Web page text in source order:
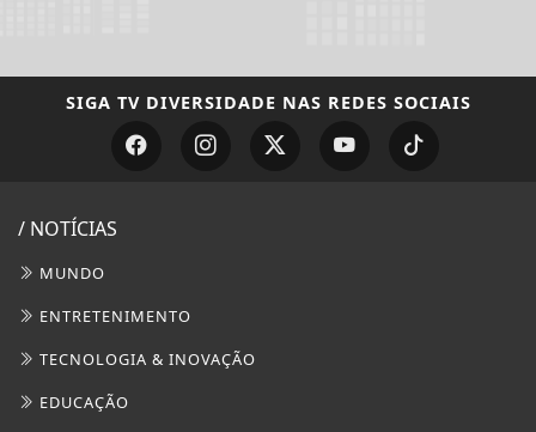
SIGA TV DIVERSIDADE NAS REDES SOCIAIS
/ NOTÍCIAS
MUNDO
ENTRETENIMENTO
TECNOLOGIA & INOVAÇÃO
EDUCAÇÃO